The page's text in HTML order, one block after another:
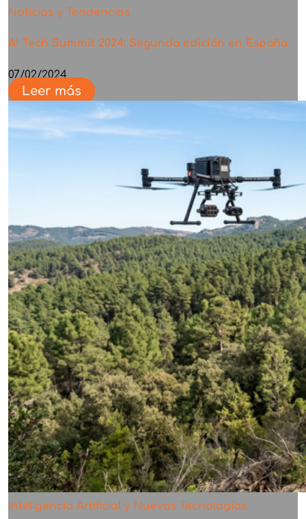
Noticias y Tendencias
AI Tech Summit 2024: Segunda edición en España
07/02/2024
Leer más
Inteligencia Artificial y Nuevas Tecnologías